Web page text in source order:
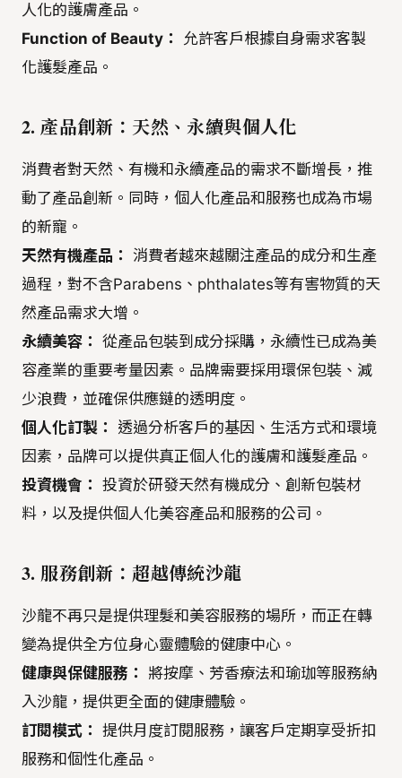
人化的護膚產品。
Function of Beauty：
允許客戶根據自身需求客製
化護髮產品。
2. 產品創新：天然、永續與個人化
消費者對天然、有機和永續產品的需求不斷增長，推
動了產品創新。同時，個人化產品和服務也成為市場
的新寵。
天然有機產品：
消費者越來越關注產品的成分和生產
過程，對不含Parabens、phthalates等有害物質的天
然產品需求大增。
永續美容： 從產品包裝到成分採購，永續性已成為美
容產業的重要考量因素。品牌需要採用環保包裝、減
少浪費，並確保供應鏈的透明度。
個人化訂製：
透過分析客戶的基因、生活方式和環境
因素，品牌可以提供真正個人化的護膚和護髮產品。
投資機會： 投資於研發天然有機成分、創新包裝材
料，以及提供個人化美容產品和服務的公司。
3. 服務創新：超越傳統沙龍
沙龍不再只是提供理髮和美容服務的場所，而正在轉
變為提供全方位身心靈體驗的健康中心。
健康與保健服務：
將按摩、芳香療法和瑜珈等服務納
入沙龍，提供更全面的健康體驗。
訂閱模式： 提供月度訂閱服務，讓客戶定期享受折扣
服務和個性化產品。